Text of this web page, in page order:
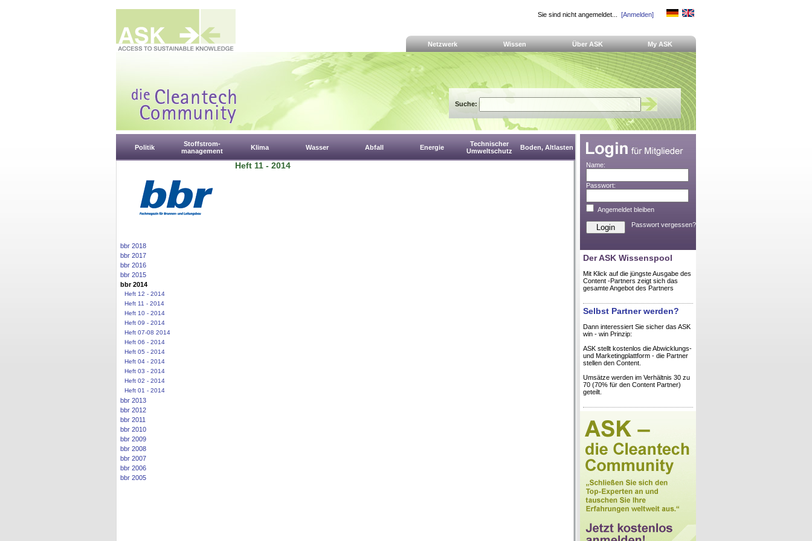
Sie sind nicht angemeldet... [Anmelden]
Netzwerk Wissen Über ASK My ASK
Suche:
Politik
Stoffstrom-
management
Klima Wasser Abfall Energie
Technischer
Umweltschutz
Boden, Altlasten
bbr 2018
bbr 2017
bbr 2016
bbr 2015
bbr 2014
Heft 12 - 2014
Heft 11 - 2014
Heft 10 - 2014
Heft 09 - 2014
Heft 07-08 2014
Heft 06 - 2014
Heft 05 - 2014
Heft 04 - 2014
Heft 03 - 2014
Heft 02 - 2014
Heft 01 - 2014
bbr 2013
bbr 2012
bbr 2011
bbr 2010
bbr 2009
bbr 2008
bbr 2007
bbr 2006
bbr 2005
Heft 11 - 2014 Name:
Passwort:
Angemeldet bleiben
Passwort vergessen?
Der ASK Wissenspool
Mit Klick auf die jüngste Ausgabe des
Content -Partners zeigt sich das
gesamte Angebot des Partners
Selbst Partner werden?
Dann interessiert Sie sicher das ASK
win - win Prinzip:
ASK stellt kostenlos die Abwicklungs-
und Marketingplattform - die Partner
stellen den Content.
Umsätze werden im Verhältnis 30 zu
70 (70% für den Content Partner)
geteilt.